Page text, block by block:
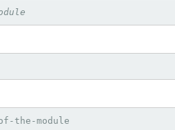
the-module